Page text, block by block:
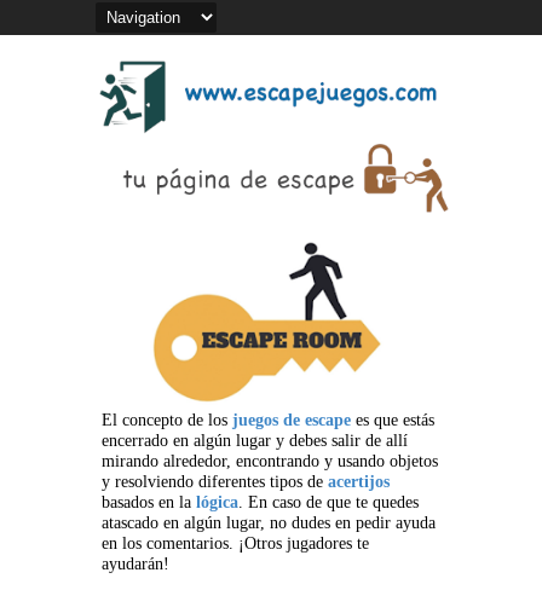
El concepto de los juegos de escape es que estás
encerrado en algún lugar y debes salir de allí
mirando alrededor, encontrando y usando objetos
y resolviendo diferentes tipos de acertijos
basados en la lógica. En caso de que te quedes
atascado en algún lugar, no dudes en pedir ayuda
en los comentarios. ¡Otros jugadores te
ayudarán!